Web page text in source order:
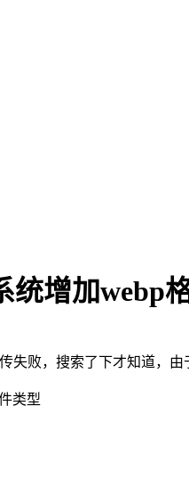
统增加webp
败，搜索了下才知道，
类型